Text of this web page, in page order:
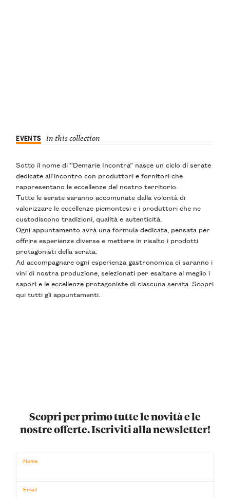
EVENTS in this collection
Sotto il nome di “Demarie Incontra” nasce un ciclo di serate
dedicate all’incontro con produttori e fornitori che
rappresentano le eccellenze del nostro territorio.
Tutte le serate saranno accomunate dalla volontà di
valorizzare le eccellenze piemontesi e i produttori che ne
custodiscono tradizioni, qualità e autenticità.
Ogni appuntamento avrà una formula dedicata, pensata per
offrire esperienze diverse e mettere in risalto i prodotti
protagonisti della serata.
Ad accompagnare ogni esperienza gastronomica ci saranno i
vini di nostra produzione, selezionati per esaltare al meglio i
sapori e le eccellenze protagoniste di ciascuna serata. Scopri
qui tutti gli appuntamenti.
Scopri per primo tutte le novità e le
nostre offerte. Iscriviti alla newsletter!
Nome
Email